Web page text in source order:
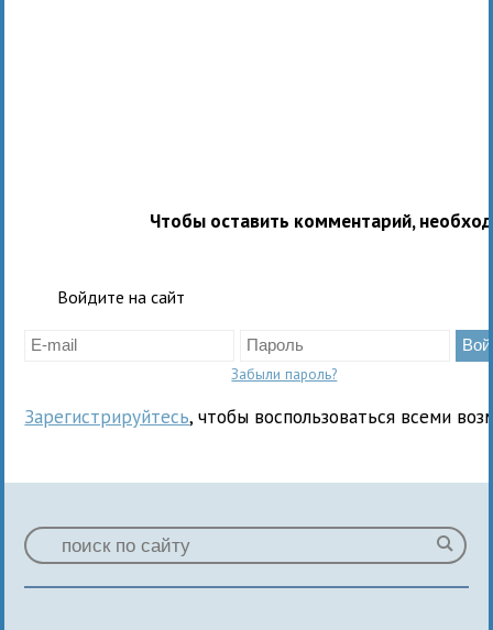
Чтобы оставить комментарий,
Войдите на сайт
Забыли пароль?
Зарегистрируйтесь, чтобы воспользоваться всеми